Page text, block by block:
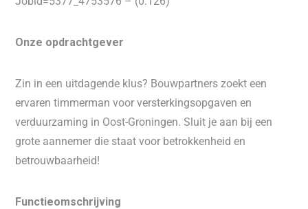
Onze opdrachtgever
Zin in een uitdagende klus? Bouwpartners zoekt een
ervaren timmerman voor versterkingsopgaven en
verduurzaming in Oost-Groningen. Sluit je aan bij een
grote aannemer die staat voor betrokkenheid en
betrouwbaarheid!
Functieomschrijving